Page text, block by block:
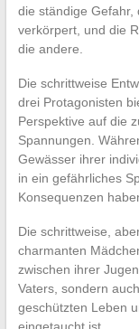
die ständige Gefahr,
verkörpert, und die
die andere.
Die schrittweise
drei Protagonisten
Perspektive auf die
Spannungen.
Gewässer ihrer
in ein gefährliches
Konsequenzen
Die schrittweise,
charmanten
zwischen ihrer
Vaters, sondern
geschützten Leben
eingetaucht ist.